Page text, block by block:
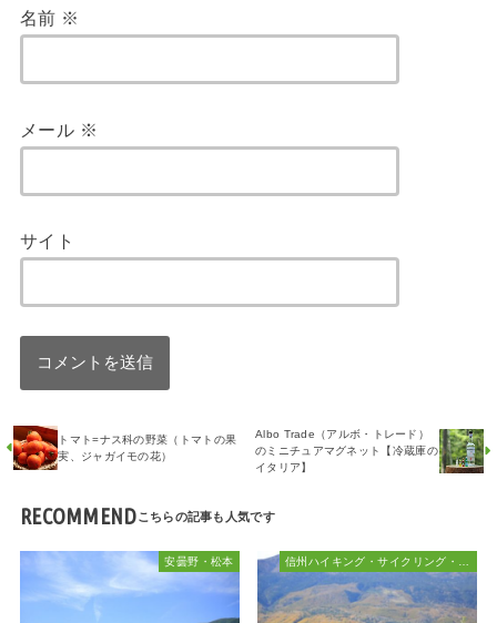
名前 ※
メール ※
サイト
トマト=ナス科の野菜（トマトの果
実、ジャガイモの花）
Albo Trade（アルボ・トレード）
のミニチュアマグネット【冷蔵庫の
イタリア】
RECOMMEND
安曇野・松本